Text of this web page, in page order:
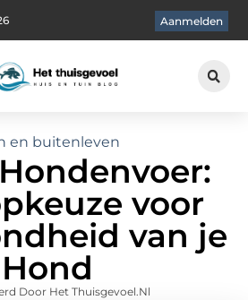
Aanmelden
en buitenleven
voor
van je
Hond
Door Het Thuisgevoel.nl